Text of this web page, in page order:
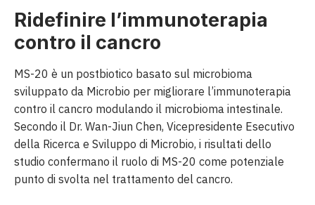
Ridefinire l’immunoterapia
contro il cancro
MS-20 è un postbiotico basato sul microbioma
sviluppato da Microbio per migliorare l’immunoterapia
contro il cancro modulando il microbioma intestinale.
Secondo il Dr. Wan-Jiun Chen, Vicepresidente Esecutivo
della Ricerca e Sviluppo di Microbio, i risultati dello
studio confermano il ruolo di MS-20 come potenziale
punto di svolta nel trattamento del cancro.